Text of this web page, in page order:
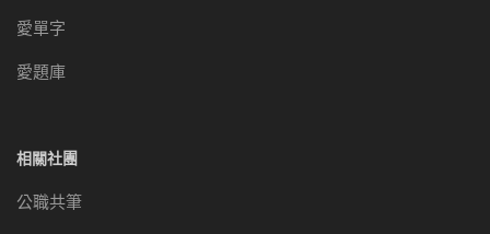
愛單字
愛題庫
相關社團
公職共筆